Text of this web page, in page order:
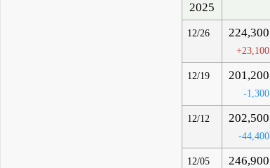
2025
12/26 224,300
+23,100
12/19 201,200
-1,300
12/12 202,500
-44,400
12/05 246,900